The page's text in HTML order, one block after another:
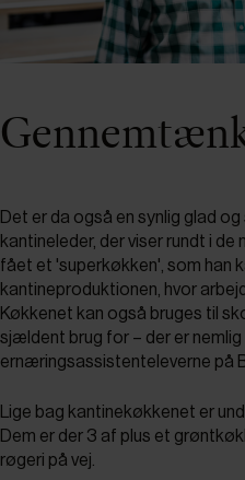
Det er da også en synlig glad
kantineleder, der viser rundt i de
fået et 'superkøkken', som han
kantineproduktionen, hvor
Køkkenet kan også bruges til
sjældent brug for – der er
ernæringsassistenteleverne på
Lige bag kantinekøkkenet er
Dem er der 3 af plus et
røgeri på vej.